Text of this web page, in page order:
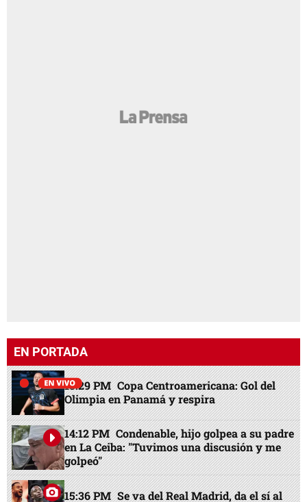
EN PORTADA
13:29 PM Copa Centroamericana: Gol del
Olimpia en Panamá y respira
14:12 PM Condenable, hijo golpea a su padre
en La Ceiba: "Tuvimos una discusión y me
golpeó"
15:36 PM Se va del Real Madrid, da el sí al